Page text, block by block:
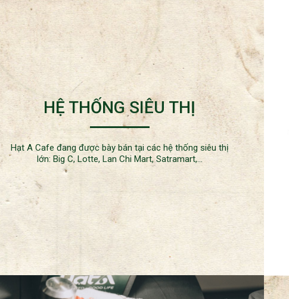
HỆ THỐNG SIÊU THỊ
Hạt A Cafe đang được bày bán tại các hệ thống siêu thị
lớn: Big C, Lotte, Lan Chi Mart, Satramart,...